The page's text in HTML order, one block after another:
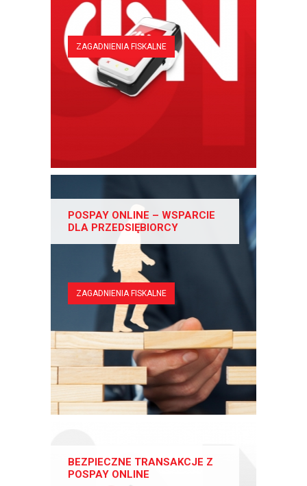
ZAGADNIENIA FISKALNE
POSPAY ONLINE – WSPARCIE
DLA PRZEDSIĘBIORCY
ZAGADNIENIA FISKALNE
BEZPIECZNE TRANSAKCJE Z
POSPAY ONLINE